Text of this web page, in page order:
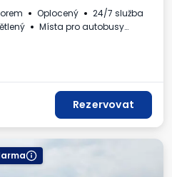
Oplocený
24/7 služba
Místa pro autobusy
Rezervovat